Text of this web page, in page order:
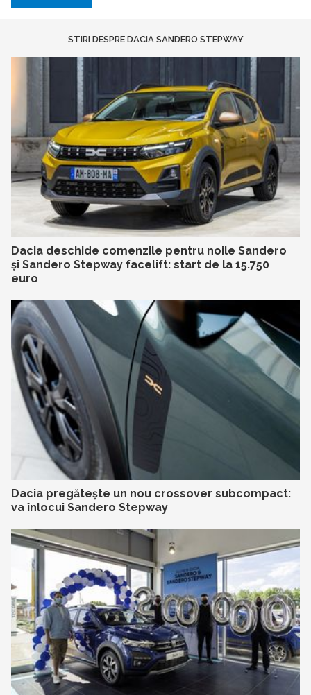
STIRI DESPRE DACIA SANDERO STEPWAY
Dacia deschide comenzile pentru noile Sandero
și Sandero Stepway facelift: start de la 15.750
euro
Dacia pregătește un nou crossover subcompact:
va înlocui Sandero Stepway